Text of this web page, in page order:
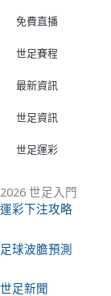
免費直播
世足賽程
最新資訊
世足資訊
世足運彩
2026 世足入門
運彩下注攻略
足球波膽預測
世足新聞